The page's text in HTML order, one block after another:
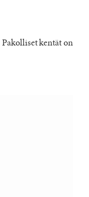
Pakolliset kentät on